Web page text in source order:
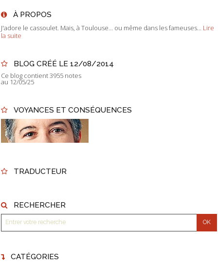
À PROPOS
J'adore le cassoulet. Mais, à Toulouse... ou même dans les fameuses...
Lire
la suite
BLOG CRÉÉ LE 12/08/2014
Ce blog contient 3955 notes
au 12/05/25
VOYANCES ET CONSÉQUENCES
TRADUCTEUR
RECHERCHER
CATÉGORIES